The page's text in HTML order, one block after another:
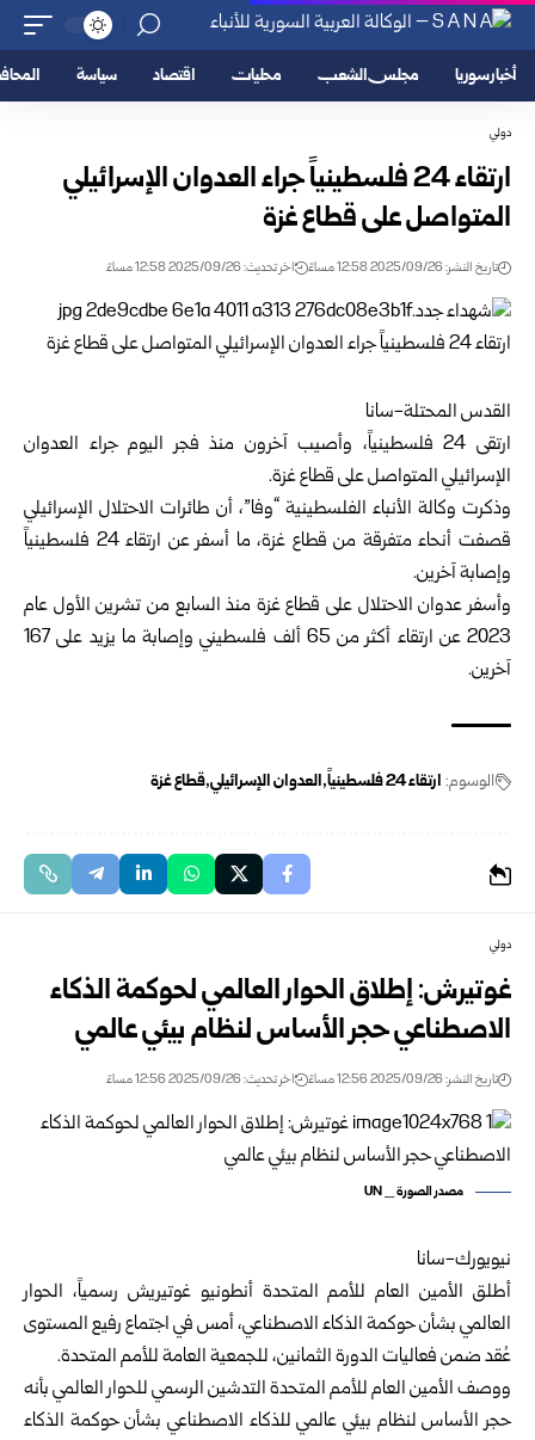
أخبار سوريا مجلس الشعب محليات اقتصاد سياسة
دولي
ارتقاء 24 فلسطينياً جراء العدوان الإسرائيلي
المتواصل على قطاع غزة
تاريخ النشر: 2025/09/26 12:58 مساءً اخر تحديث: 2025/09/26 12:58 مساءً
القدس المحتلة-سانا
ارتقى 24 فلسطينياً، وأصيب آخرون منذ فجر اليوم جراء العدوان
الإسرائيلي المتواصل على قطاع غزة.
وذكرت وكالة الأنباء الفلسطينية “وفا”، أن طائرات الاحتلال الإسرائيلي
قصفت أنحاء متفرقة من قطاع غزة، ما أسفر عن ارتقاء 24 فلسطينياً
وإصابة آخرين.
وأسفر عدوان الاحتلال على قطاع غزة منذ السابع من تشرين الأول عام
2023 عن ارتقاء أكثر من 65 ألف فلسطيني وإصابة ما يزيد على 167
آخرين.
الوسوم: ارتقاء 24 فلسطينياً العدوان الإسرائيلي قطاع غزة
دولي
غوتيرش: إطلاق الحوار العالمي لحوكمة الذكاء
الاصطناعي حجر الأساس لنظام بيئي عالمي
تاريخ النشر: 2025/09/26 12:56 مساءً اخر تحديث: 2025/09/26 12:56 مساءً
مصدر الصورة _ UN
نيويورك-سانا
أطلق الأمين العام للأمم المتحدة أنطونيو غوتيريش رسمياً، الحوار
العالمي بشأن حوكمة الذكاء الاصطناعي، أمس في اجتماع رفيع المستوى
عُقد ضمن فعاليات الدورة الثمانين، للجمعية العامة للأمم المتحدة.
ووصف الأمين العام للأمم المتحدة التدشين الرسمي للحوار العالمي بأنه
حجر الأساس لنظام بيئي عالمي للذكاء الاصطناعي بشأن حوكمة الذكاء